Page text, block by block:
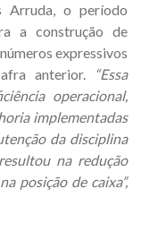
Arruda, o período
a construção de
expressivos
anterior.
“Essa
operacional,
implementadas
da disciplina
na redução
posição de caixa”,